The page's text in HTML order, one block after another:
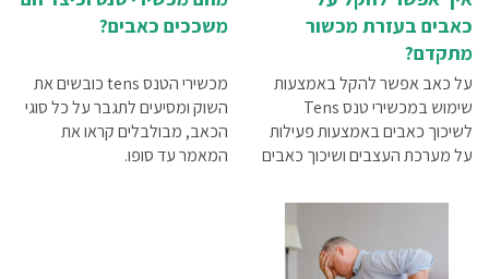
כאבים בעזרת מכשור
מתקדם?
על כאב אפשר להקל באמצעות
שימוש במכשירי טנס Tens
לשיכוך כאבים באמצעות פעילות
על מערכת העצבים ושיכוך כאבים
על מערכת השרירים
משככים כאבים?
מכשירי הטנס tens כובשים את
השוק ומסיעים לתגבר על כל סוגי
הכאב, מבולבלים קראו את
המאמר עד סופו.